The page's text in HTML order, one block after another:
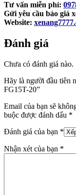
Tư vấn miễn phí:
Gửi yêu cầu báo giá
Website:
Đánh giá
Chưa có đánh giá nào.
Hãy là người đầu tiên
FG15T-20”
Email của bạn sẽ
buộc được đánh dấu *
Đánh giá của bạn *
Nhận xét của bạn *